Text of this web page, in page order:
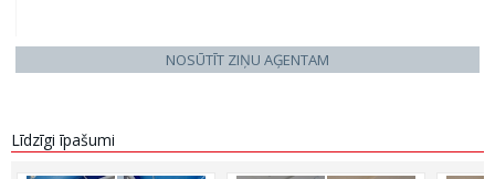
NOSŪTĪT ZIŅU AĢENTAM
Līdzīgi īpašumi